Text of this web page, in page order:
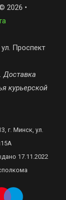
2026 •
ул. Проспект
Доставка
курьерской
г. Минск, ул.
17.11.2022